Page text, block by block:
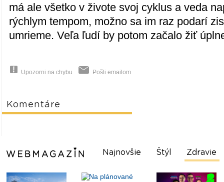
má ale všetko v živote svoj cyklus a veda
rýchlym tempom, možno sa im raz podarí
umrieme. Veľa ľudí by potom začalo žiť
Upozorni na chybu Pošli emailom
Komentáre
Najnovšie Štýl Zdravie